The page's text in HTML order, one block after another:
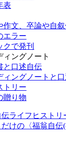
表
作文、卒論や自
エラー
クで発刊
ィングノート
と口述自伝
ィングノートと
トリー
贈り物
ライフヒストリ
だけの〈福翁自